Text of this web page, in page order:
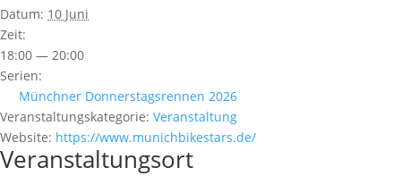
Datum: 10 Juni
Zeit:
18:00 — 20:00
Serien:
Münchner Donnerstagsrennen 2026
Veranstaltungskategorie: Veranstaltung
Website: https://www.munichbikestars.de/
Veranstaltungsort